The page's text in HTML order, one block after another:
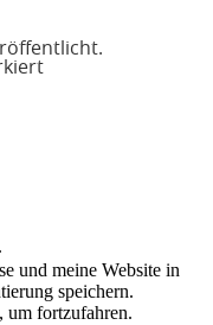
und meine Website in
speichern.
um fortzufahren.